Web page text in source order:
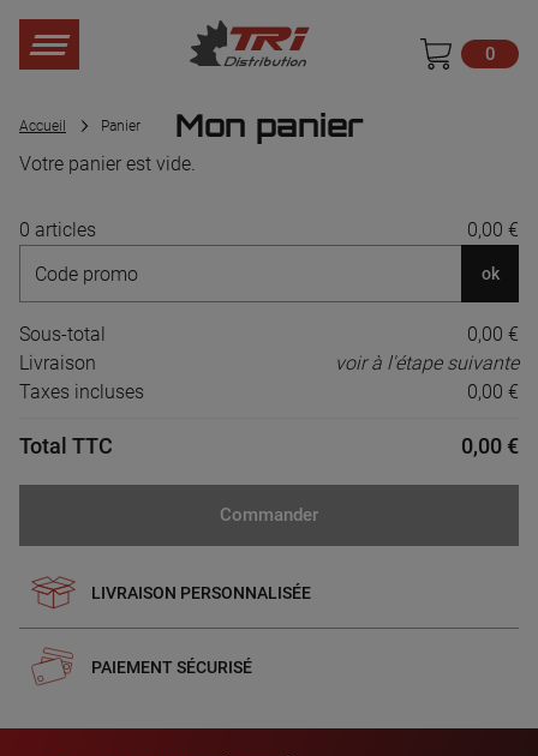
0
Accueil Panier Mon panier
Votre panier est vide.
0 articles 0,00 €
ok
Sous-total
0,00 €
Livraison
voir à l'étape suivante
Taxes incluses
0,00 €
Total TTC 0,00 €
Commander
LIVRAISON PERSONNALISÉE
PAIEMENT SÉCURISÉ